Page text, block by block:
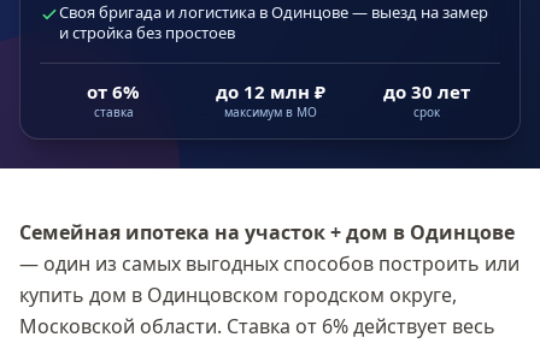
Своя бригада и логистика в Одинцове — выезд на замер
и стройка без простоев
от 6%
ставка
до 12 млн ₽
максимум в МО
до 30 лет
срок
Семейная ипотека на участок + дом в Одинцове
— один из самых выгодных способов построить или
купить дом в Одинцовском городском округе,
Московской области. Ставка от 6%действует весь